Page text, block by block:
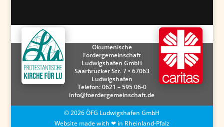
Ökumenische
Fördergemeinschaft
Ludwigshafen GmbH
Saarbrücker Str. 7 • 67063
Ludwigshafen
Telefon:0621 – 595 06-0
info@foerdergemeinschaft.de
©2026ÖFG Ludwigshafen GmbH
Website made with ❤ in Rheinland-Pfalz